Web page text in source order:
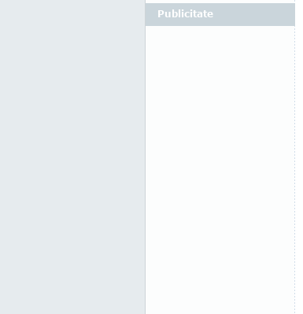
Publicitate